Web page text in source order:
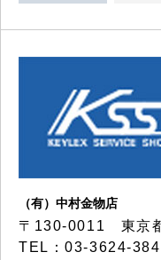
（有）中村金物店
〒130-0011 東京
TEL：03-3624-